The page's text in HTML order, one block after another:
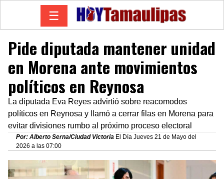
☰
Pide diputada mantener unidad
en Morena ante movimientos
políticos en Reynosa
La diputada Eva Reyes advirtió sobre reacomodos
políticos en Reynosa y llamó a cerrar filas en Morena para
evitar divisiones rumbo al próximo proceso electoral
Por: Alberto Serna/Ciudad Victoria El Día Jueves 21 de Mayo del
2026 a las 07:00